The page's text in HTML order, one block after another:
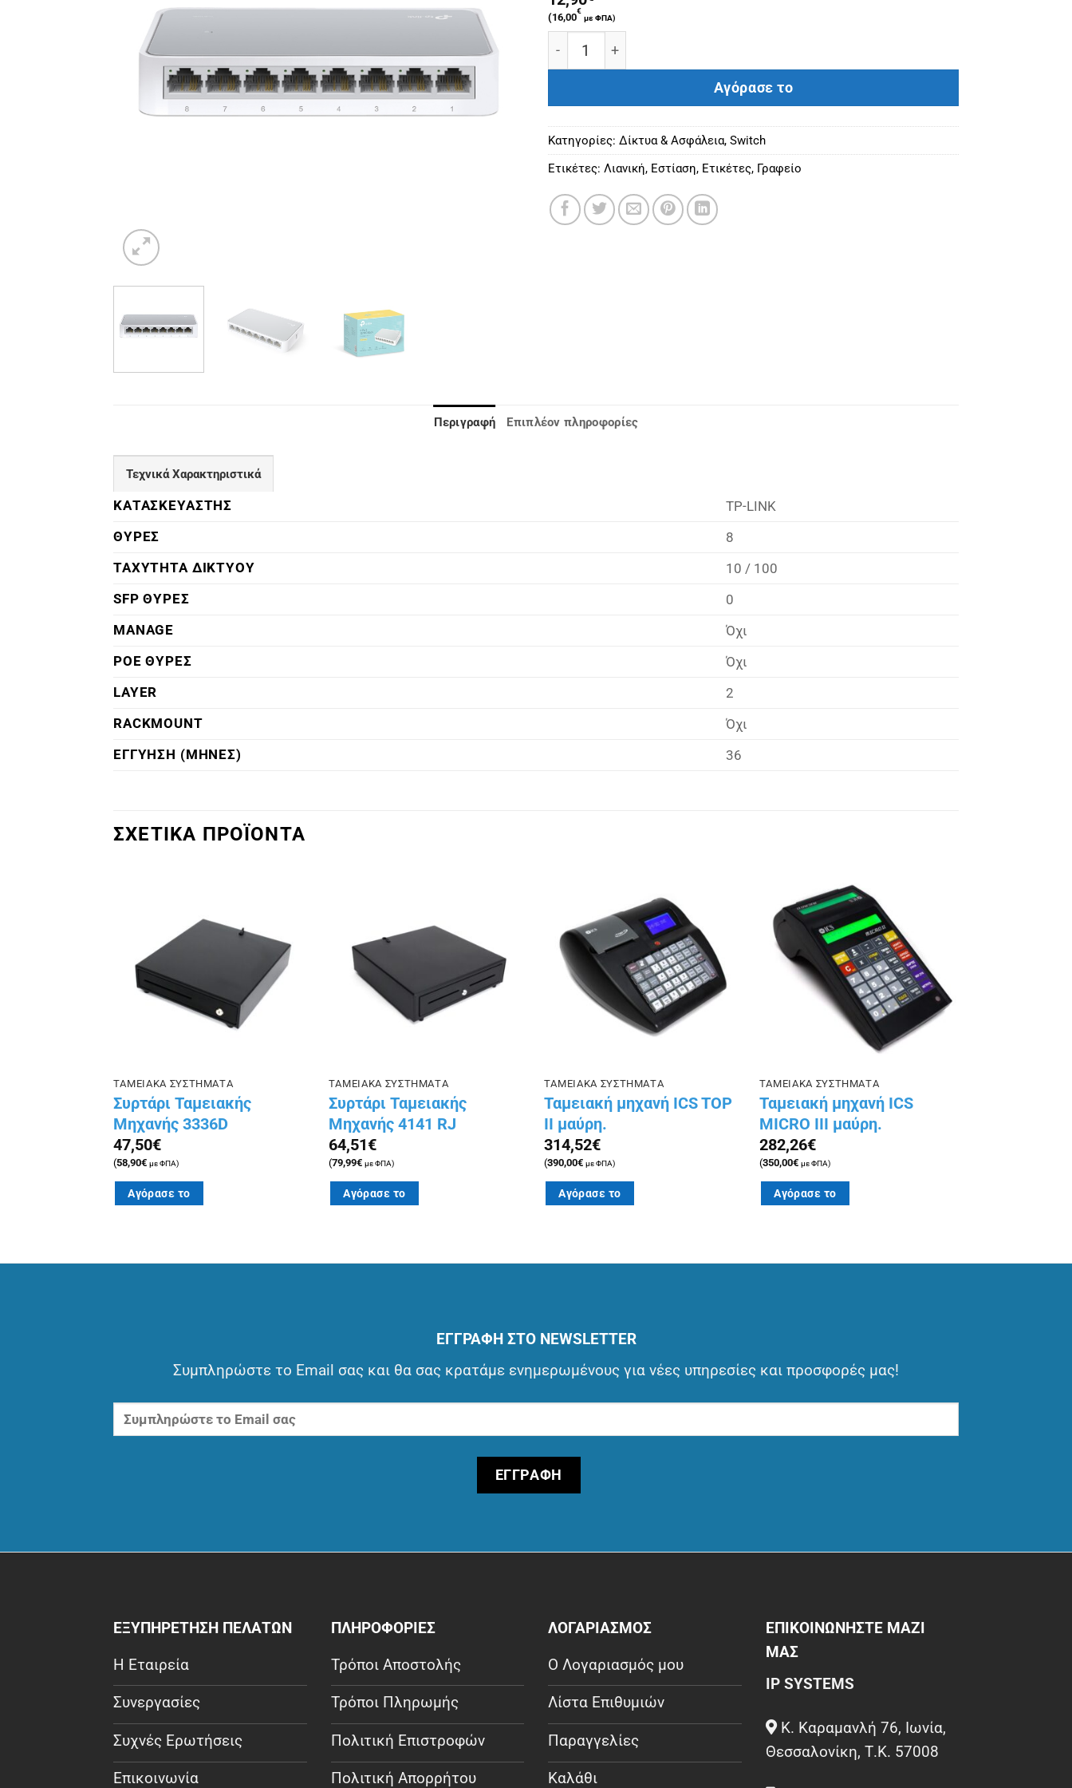
(16,00
€
με ΦΠΑ)
TP-LINK Switch TL-SF1008D, 8 port, 10/100 Mbps ποσότητα
Αγόρασε το
Κατηγορίες: Δίκτυα & Ασφάλεια, Switch
Ετικέτες: Λιανική, Εστίαση, Ετικέτες, Γραφείο
Περιγραφή Επιπλέον πληροφορίες
Τεχνικά Χαρακτηριστικά
ΚΑΤΑΣΚΕΥΑΣΤΗΣ
TP-LINK
ΘΥΡΕΣ
8
ΤΑΧΥΤΗΤΑ ΔΙΚΤΥΟΥ
10 / 100
SFP ΘΥΡΕΣ
0
MANAGE
Όχι
POE ΘΥΡΕΣ
Όχι
LAYER
2
RACKMOUNT
Όχι
ΕΓΓΥΗΣΗ (ΜΗΝΕΣ)
36
ΣΧΕΤΙΚΑ ΠΡΟΪΟΝΤΑ
στην λίστα
επιθυμιών
ΤΑΜΕΙΑΚΑ ΣΥΣΤΗΜΑΤΑ
Συρτάρι Ταμειακής
Μηχανής 3336D
47,50€
(58,90€ με ΦΠΑ)
Αγόρασε το
επιθυμιών
ΤΑΜΕΙΑΚΑ ΣΥΣΤΗΜΑΤΑ
Συρτάρι Ταμειακής
Μηχανής 4141 RJ
64,51€
(79,99€ με ΦΠΑ)
Αγόρασε το
Πρόσθήκη
στην λίστα
επιθυμιών
ΤΑΜΕΙΑΚΑ ΣΥΣΤΗΜΑΤΑ
Ταμειακή μηχανή ICS TOP
II μαύρη.
314,52€
(390,00€ με ΦΠΑ)
Αγόρασε το
Πρόσθήκη
στην λίστα
επιθυμιών
ΤΑΜΕΙΑΚΑ ΣΥΣΤΗΜΑΤΑ
Ταμειακή μηχανή ICS
MICRO III μαύρη.
282,26€
(350,00€ με ΦΠΑ)
Αγόρασε το
ΕΓΓΡΑΦΗ ΣΤΟ NEWSLETTER
Συμπληρώστε το Email σας και θα σας κρατάμε ενημερωμένους για νέες υπηρεσίες και προσφορές μας!
ΕΞΥΠΗΡΕΤΗΣΗ ΠΕΛΑΤΩΝ
Η Εταιρεία
Συνεργασίες
Συχνές Ερωτήσεις
Επικοινωνία
ΠΛΗΡΟΦΟΡΙΕΣ
Τρόποι Αποστολής
Τρόποι Πληρωμής
Πολιτική Επιστροφών
Πολιτική Απορρήτου
ΛΟΓΑΡΙΑΣΜΟΣ
Ο Λογαριασμός μου
Λίστα Επιθυμιών
Παραγγελίες
Καλάθι
ΕΠΙΚΟΙΝΩΝΗΣΤΕ ΜΑΖΙ
ΜΑΣ
IP SYSTEMS
Κ. Καραμανλή 76, Ιωνία,
Θεσσαλονίκη, Τ.Κ. 57008